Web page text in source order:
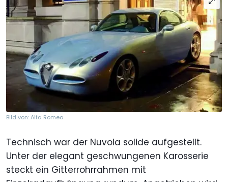
Bild von: Alfa Romeo
Technisch war der Nuvola solide aufgestellt.
Unter der elegant geschwungenen Karosserie
steckt ein Gitterrohrrahmen mit